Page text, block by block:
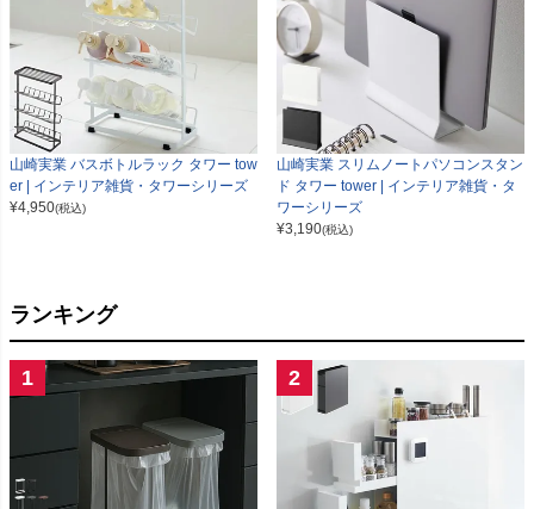
山崎実業 バスボトルラック タワー tow
er | インテリア雑貨・タワーシリーズ
¥4,950(税込)
山崎実業 スリムノートパソコンスタン
ド タワー tower | インテリア雑貨・タ
ワーシリーズ
¥3,190(税込)
ランキング
1 2